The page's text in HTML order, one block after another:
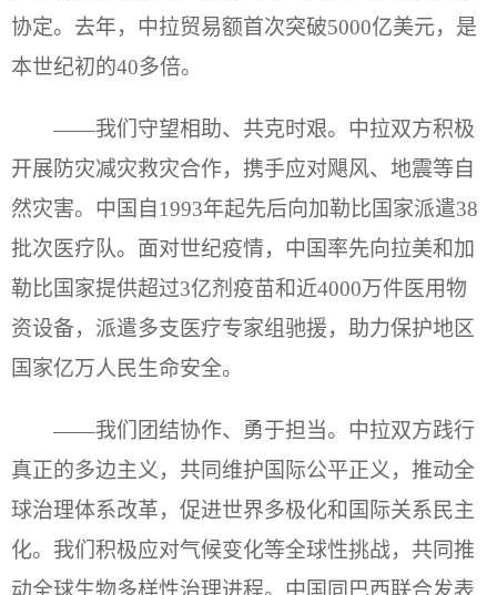
协定。去年，中拉贸易额首次突破5000亿美元，是
本世纪初的40多倍。
——我们守望相助、共克时艰。中拉双方积极
开展防灾减灾救灾合作，携手应对飓风、地震等自
然灾害。中国自1993年起先后向加勒比国家派遣38
批次医疗队。面对世纪疫情，中国率先向拉美和加
勒比国家提供超过3亿剂疫苗和近4000万件医用物
资设备，派遣多支医疗专家组驰援，助力保护地区
国家亿万人民生命安全。
——我们团结协作、勇于担当。中拉双方践行
真正的多边主义，共同维护国际公平正义，推动全
球治理体系改革，促进世界多极化和国际关系民主
化。我们积极应对气候变化等全球性挑战，共同推
动全球生物多样性治理进程。中国同巴西联合发表